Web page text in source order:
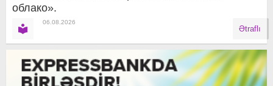
облако».
06.08.2026
Ətraflı